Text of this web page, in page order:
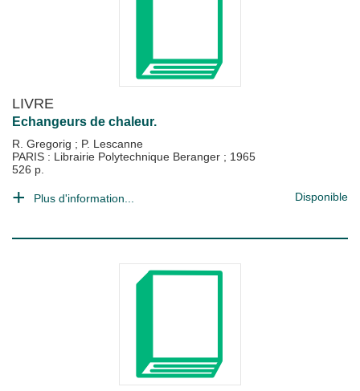
LIVRE
Echangeurs de chaleur.
R. Gregorig ; P. Lescanne
PARIS : Librairie Polytechnique Beranger ; 1965
526 p.
Plus d'information... Disponible